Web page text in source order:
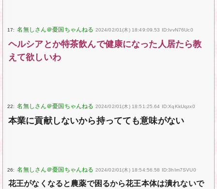
17: 2024/02/01(木) 18:49:09.53 ID:IvvN76Uc0
ヘルシアとか特茶飲んで健康になった人居たら教
えて欲しいわ
22: 2024/02/01(木) 18:51:25.64 ID:XqKkUqzx0
本業に貢献しないから持ってても意味がない
26: 2024/02/01(木) 18:54:56.58 ID:3hIm7SVU0
花王がなくなると農薬で困るから花王本体は潰れないで